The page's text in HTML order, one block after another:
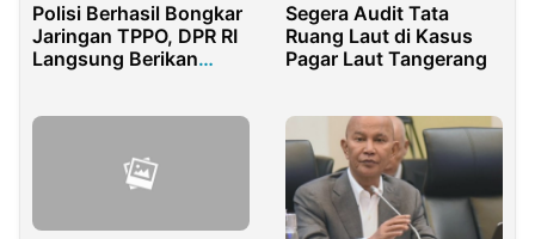
Polisi Berhasil Bongkar
Jaringan TPPO, DPR RI
Langsung Berikan
Segera Audit Tata
Ruang Laut di Kasus
Pagar Laut Tangerang